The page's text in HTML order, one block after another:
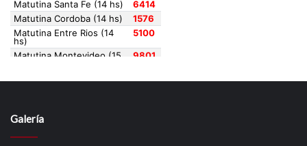
Galería